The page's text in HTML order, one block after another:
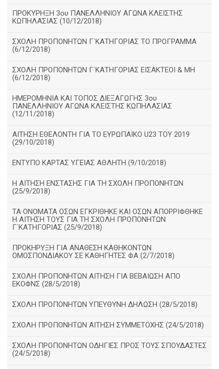
ΠΡΟΚΥΡΗΞΗ 3ου ΠΑΝΕΛΛΗΝΙΟΥ ΑΓΩΝΑ ΚΛΕΙΣΤΗΣ
ΚΩΠΗΛΑΣΙΑΣ (10/12/2018)
ΣΧΟΛΗ ΠΡΟΠΟΝΗΤΩΝ Γ΄ΚΑΤΗΓΟΡΙΑΣ ΤΟ ΠΡΟΓΡΑΜΜΑ
(6/12/2018)
ΣΧΟΛΗ ΠΡΟΠΟΝΗΤΩΝ Γ΄ΚΑΤΗΓΟΡΙΑΣ ΕΙΣΑΚΤΕΟΙ & ΜΗ
(6/12/2018)
ΗΜΕΡΟΜΗΝΙΑ ΚΑΙ ΤΟΠΟΣ ΔΙΕΞΑΓΩΓΗΣ 3ου
ΠΑΝΕΛΛΗΝΙΟΥ ΑΓΩΝΑ ΚΛΕΙΣΤΗΣ ΚΩΠΗΛΑΣΙΑΣ
(12/11/2018)
ΑΙΤΗΣΗ ΕΘΕΛΟΝΤΗ ΓΙΑ ΤΟ ΕΥΡΩΠΑΪΚΟ U23 ΤΟΥ 2019
(29/10/2018)
ΕΝΤΥΠΟ ΚΑΡΤΑΣ ΥΓΕΙΑΣ ΑΘΛΗΤΗ (9/10/2018)
Η ΑΙΤΗΣΗ ΕΝΣΤΑΣΗΣ ΓΙΑ ΤΗ ΣΧΟΛΗ ΠΡΟΠΟΝΗΤΩΝ
(25/9/2018)
ΤΑ ΟΝΟΜΑΤΑ ΟΣΩΝ ΕΓΚΡΙΘΗΚΕ ΚΑΙ ΟΣΩΝ ΑΠΟΡΡΙΦΘΗΚΕ
Η ΑΙΤΗΣΗ ΤΟΥΣ ΓΙΑ ΤΗ ΣΧΟΛΗ ΠΡΟΠΟΝΗΤΩΝ
Γ΄ΚΑΤΗΓΟΡΙΑΣ (25/9/2018)
ΠΡΟΚΗΡΥΞΗ ΓΙΑ ΑΝΑΘΕΣΗ ΚΑΘΗΚΟΝΤΩΝ
ΟΜΟΣΠΟΝΔΙΑΚΟΥ ΣΕ ΚΑΘΗΓΗΤΕΣ ΦΑ (2/7/2018)
ΣΧΟΛΗ ΠΡΟΠΟΝΗΤΩΝ ΑΙΤΗΣΗ ΓΙΑ ΒΕΒΑΙΩΣΗ ΑΠΟ
ΕΚΟΦΝΣ (28/5/2018)
ΣΧΟΛΗ ΠΡΟΠΟΝΗΤΩΝ ΥΠΕΥΘΥΝΗ ΔΗΛΩΣΗ (28/5/2018)
ΣΧΟΛΗ ΠΡΟΠΟΝΗΤΩΝ ΑΙΤΗΣΗ ΣΥΜΜΕΤΟΧΗΣ (24/5/2018)
ΣΧΟΛΗ ΠΡΟΠΟΝΗΤΩΝ ΟΔΗΓΙΕΣ ΠΡΟΣ ΤΟΥΣ ΣΠΟΥΔΑΣΤΕΣ
(24/5/2018)